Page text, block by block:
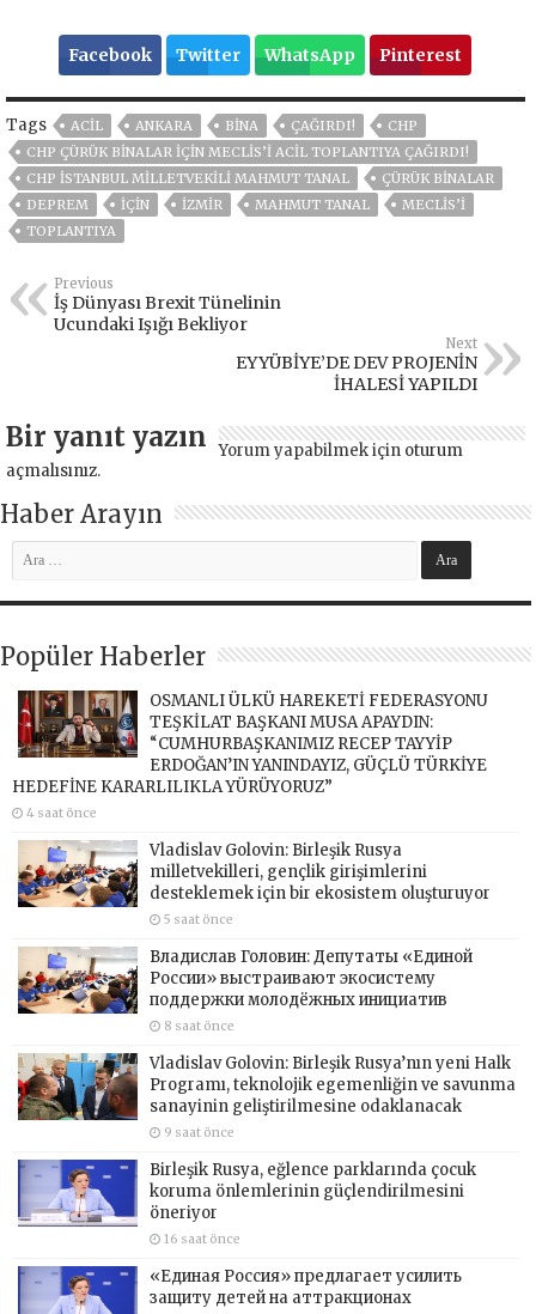
Facebook Twitter WhatsApp Pinterest
Tags ACİL ANKARA BİNA ÇAĞIRDI!
CHP
CHP ÇÜRÜK BİNALAR İÇİN MECLİS’İ ACİL TOPLANTIYA ÇAĞIRDI!
CHP İSTANBUL MILLETVEKILI MAHMUT TANAL
ÇÜRÜK BİNALAR
DEPREM
İÇİN İZMIR MAHMUT TANAL
MECLİS’İ
TOPLANTIYA
Previous
İş Dünyası Brexit Tünelinin
Ucundaki Işığı Bekliyor
Next
EYYÜBİYE’DE DEV PROJENİN
İHALESİ YAPILDI
Bir yanıt yazın Yorum yapabilmek için oturum
açmalısınız.
Haber Arayın
Popüler Haberler
OSMANLI ÜLKÜ HAREKETİ FEDERASYONU
TEŞKİLAT BAŞKANI MUSA APAYDIN:
“CUMHURBAŞKANIMIZ RECEP TAYYİP
ERDOĞAN’IN YANINDAYIZ, GÜÇLÜ TÜRKİYE
HEDEFİNE KARARLILIKLA YÜRÜYORUZ”
4 saat önce
Vladislav Golovin: Birleşik Rusya
milletvekilleri, gençlik girişimlerini
desteklemek için bir ekosistem oluşturuyor
5 saat önce
Владислав Головин: Депутаты «Единой
России» выстраивают экосистему
поддержки молодёжных инициатив
8 saat önce
Vladislav Golovin: Birleşik Rusya’nın yeni Halk
Programı, teknolojik egemenliğin ve savunma
sanayinin geliştirilmesine odaklanacak
9 saat önce
Birleşik Rusya, eğlence parklarında çocuk
koruma önlemlerinin güçlendirilmesini
öneriyor
16 saat önce
«Единая Россия» предлагает усилить
защиту детей на аттракционах